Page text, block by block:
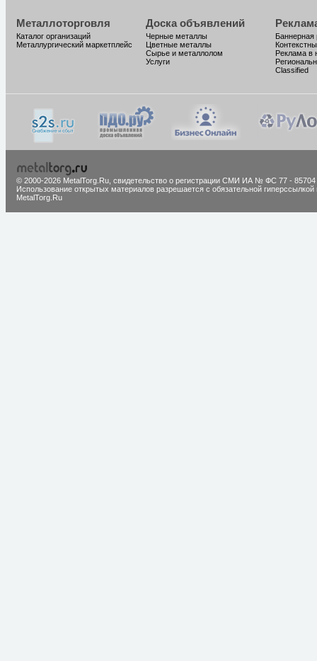
Металлоторговля
Каталог организаций
Металлургический маркетплейс
Доска объявлений
Черные металлы
Цветные металлы
Сырье и металлолом
Услуги
Баннерная
Реклама в
Classified
© 2000-2026 MetalTorg.Ru, cвидетельство о регистрации СМИ ИА № ФС 77 - 85704
Использование открытых материалов разрешается с обязательной гиперссылкой
MetalTorg.Ru